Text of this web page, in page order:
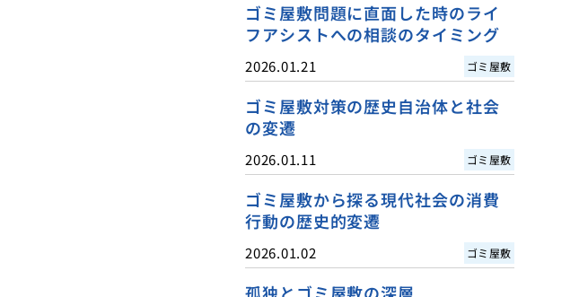
ゴミ屋敷問題に直面した時のライ
フアシストへの相談のタイミング
2026.01.21 ゴミ屋敷
ゴミ屋敷対策の歴史自治体と社会
の変遷
2026.01.11 ゴミ屋敷
ゴミ屋敷から探る現代社会の消費
行動の歴史的変遷
2026.01.02 ゴミ屋敷